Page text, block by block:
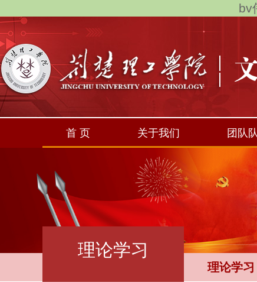
bv
首 页 关于我们 团队
理论学习
理论学习